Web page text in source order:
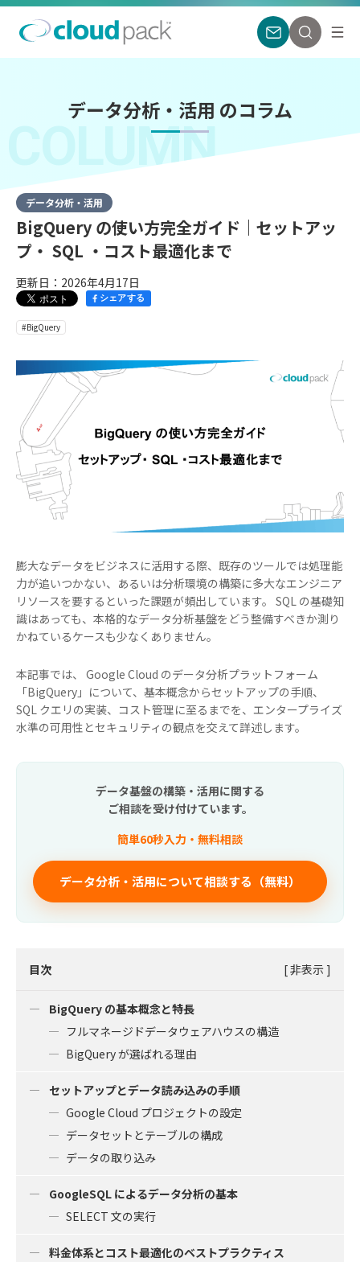
データ分析・活用 のコラム
COLUMN
データ分析・活用
BigQuery の使い方完全ガイド｜セットアッ
プ・ SQL ・コスト最適化まで
更新日：2026年4月17日
シェアする
#BigQuery
膨大なデータをビジネスに活用する際、既存のツールでは処理能
力が追いつかない、あるいは分析環境の構築に多大なエンジニア
リソースを要するといった課題が頻出しています。 SQL の基礎知
識はあっても、本格的なデータ分析基盤をどう整備すべきか測り
かねているケースも少なくありません。
本記事では、 Google Cloud のデータ分析プラットフォーム
「BigQuery」について、基本概念からセットアップの手順、
SQL クエリの実装、コスト管理に至るまでを、エンタープライズ
水準の可用性とセキュリティの観点を交えて詳述します。
データ基盤の構築・活用に関する
ご相談を受け付けています。
簡単60秒入力・無料相談
データ分析・活用について相談する（無料）
目次 [非表示 ]
BigQuery の基本概念と特長
フルマネージドデータウェアハウスの構造
BigQuery が選ばれる理由
セットアップとデータ読み込みの手順
Google Cloud プロジェクトの設定
データセットとテーブルの構成
データの取り込み
GoogleSQL によるデータ分析の基本
SELECT 文の実行
料金体系とコスト最適化のベストプラクティス